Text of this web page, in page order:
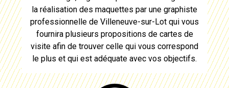
la réalisation des maquettes par une graphiste
professionnelle de Villeneuve-sur-Lot qui vous
fournira plusieurs propositions de cartes de
visite afin de trouver celle qui vous correspond
le plus et qui est adéquate avec vos objectifs.